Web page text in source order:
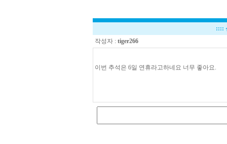
::::
작성자 : tiger266
이번 추석은 6일 연휴라고하네요 너무 좋아요.